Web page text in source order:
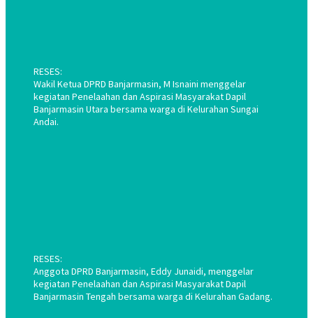
RESES:
Wakil Ketua DPRD Banjarmasin, M Isnaini menggelar
kegiatan Penelaahan dan Aspirasi Masyarakat Dapil
Banjarmasin Utara bersama warga di Kelurahan Sungai
Andai.
RESES:
Anggota DPRD Banjarmasin, Eddy Junaidi, menggelar
kegiatan Penelaahan dan Aspirasi Masyarakat Dapil
Banjarmasin Tengah bersama warga di Kelurahan Gadang.